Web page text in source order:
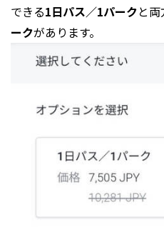
できる1日パス／1パークと
ークがあります。